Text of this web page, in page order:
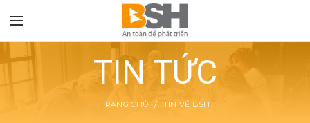
TIN TỨC
TRANG CHỦ TIN VỀ BSH